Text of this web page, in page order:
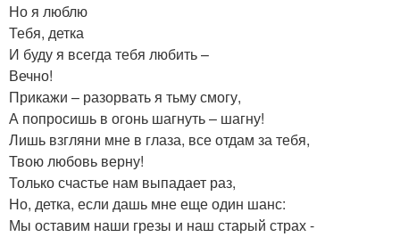
Но я люблю
Тебя, детка
И буду я всегда тебя любить –
Вечно!
Прикажи – разорвать я тьму смогу,
А попросишь в огонь шагнуть – шагну!
Лишь взгляни мне в глаза, все отдам за тебя,
Твою любовь верну!
Только счастье нам выпадает раз,
Но, детка, если дашь мне еще один шанс:
Мы оставим наши грезы и наш старый страх -